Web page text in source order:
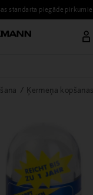
standarta piegāde
VĪRIEŠIEM
Ķermeņa